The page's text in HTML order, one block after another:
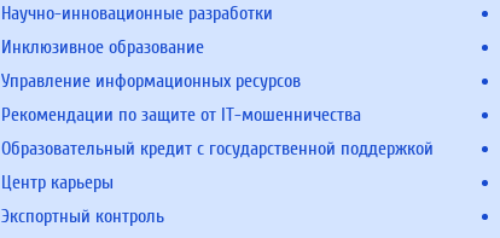
Научно-инновационные разработки
Инклюзивное образование
Управление информационных ресурсов
Рекомендации по защите от IT-мошенничества
Образовательный кредит с государственной поддержкой
Центр карьеры
Экспортный контроль